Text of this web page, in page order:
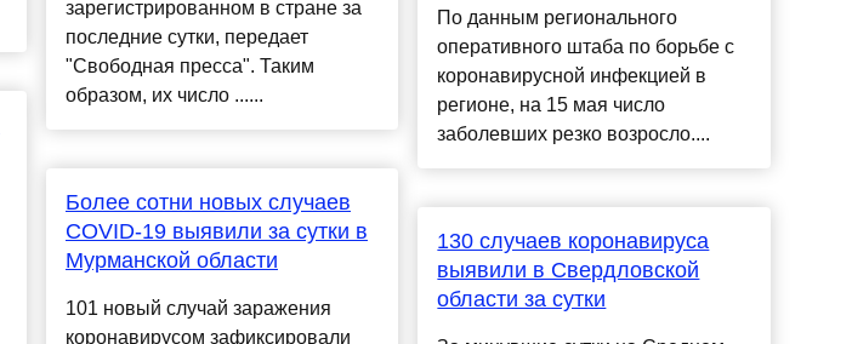
зарегистрированном в стране за
последние сутки, передает
"Свободная пресса". Таким
образом, их число ......
Более сотни новых случаев
COVID-19 выявили за сутки в
Мурманской области
101 новый случай заражения
коронавирусом зафиксировали
По данным регионального
оперативного штаба по борьбе с
коронавирусной инфекцией в
регионе, на 15 мая число
заболевших резко возросло....
130 случаев коронавируса
выявили в Свердловской
области за сутки